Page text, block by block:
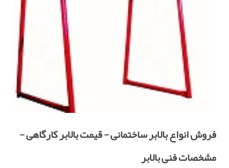
فروش انواع بالابر ساختمانی - قیمت بالابر کارگاهی -
مشخصات فنی بالابر